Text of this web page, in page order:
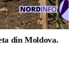
din Moldova.